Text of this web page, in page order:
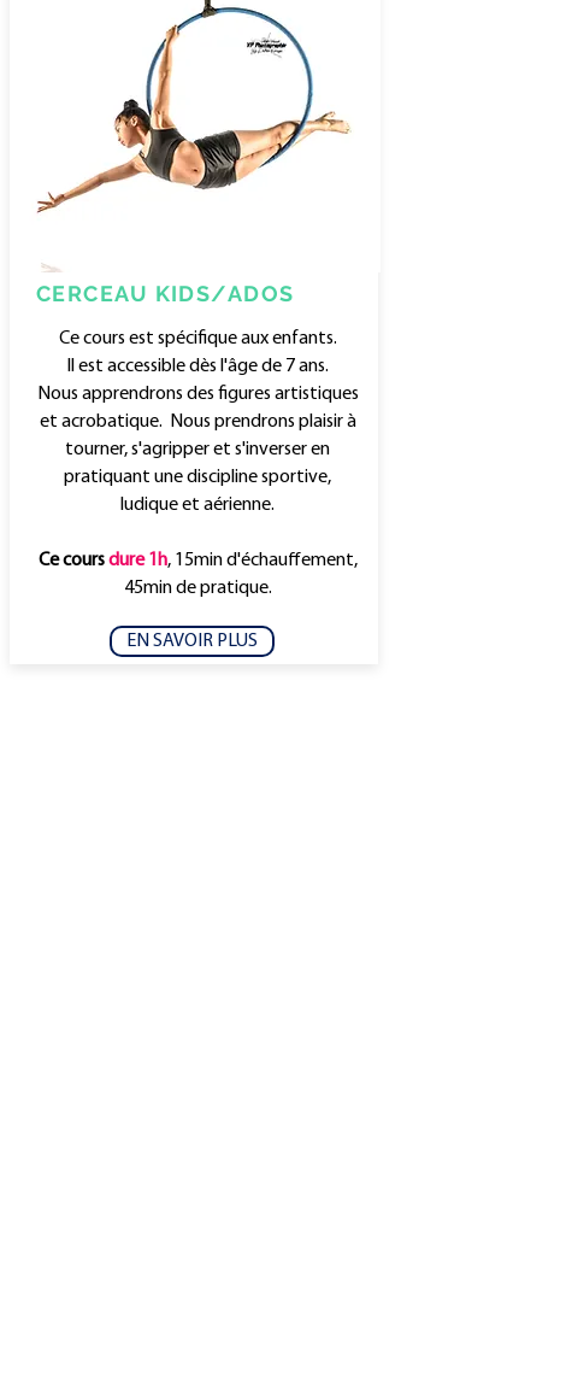
CERCEAU KIDS/ADOS
Ce cours est spécifique aux enfants.
Il est accessible dès l'âge de 7 ans.
Nous apprendrons des figures artistiques
et acrobatique. Nous prendrons plaisir à
tourner, s'agripper et s'inverser en
pratiquant une discipline sportive,
ludique et aérienne.
Ce coursdure 1h, 15min d'échauffement,
45min de pratique.
EN SAVOIR PLUS